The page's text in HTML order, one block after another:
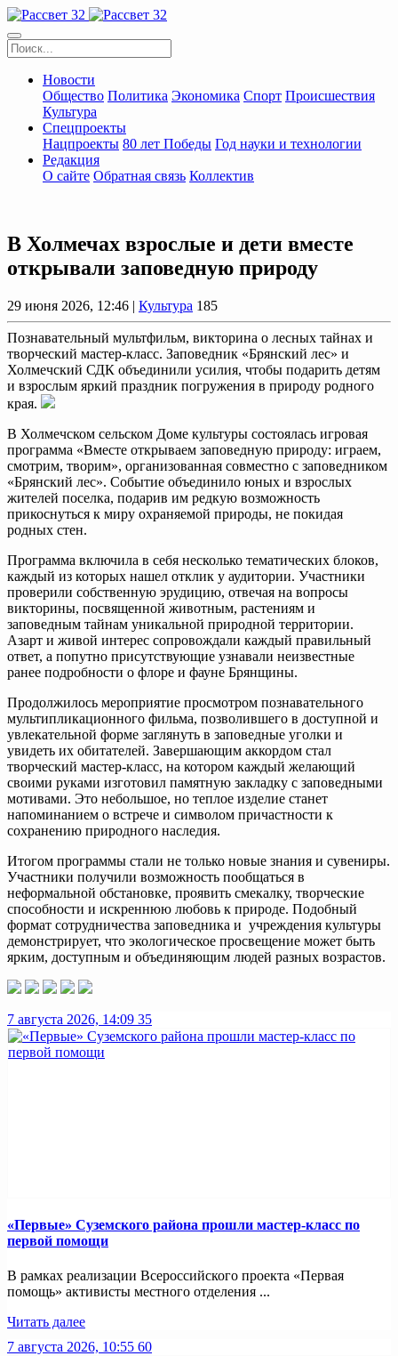
Новости
Общество Политика Экономика Спорт Происшествия
Культура
Спецпроекты
Нацпроекты 80 лет Победы Год науки и технологии
Редакция
О сайте Обратная связь Коллектив
В Холмечах взрослые и дети вместе
открывали заповедную природу
29 июня 2026, 12:46 | Культура 185
Познавательный мультфильм, викторина о лесных тайнах и
творческий мастер-класс. Заповедник «Брянский лес» и
Холмечский СДК объединили усилия, чтобы подарить детям
и взрослым яркий праздник погружения в природу родного
края.
В Холмечском сельском Доме культуры состоялась игровая
программа «Вместе открываем заповедную природу: играем,
смотрим, творим», организованная совместно с заповедником
«Брянский лес». Событие объединило юных и взрослых
жителей поселка, подарив им редкую возможность
прикоснуться к миру охраняемой природы, не покидая
родных стен.
Программа включила в себя несколько тематических блоков,
каждый из которых нашел отклик у аудитории. Участники
проверили собственную эрудицию, отвечая на вопросы
викторины, посвященной животным, растениям и
заповедным тайнам уникальной природной территории.
Азарт и живой интерес сопровождали каждый правильный
ответ, а попутно присутствующие узнавали неизвестные
ранее подробности о флоре и фауне Брянщины.
Продолжилось мероприятие просмотром познавательного
мультипликационного фильма, позволившего в доступной и
увлекательной форме заглянуть в заповедные уголки и
увидеть их обитателей. Завершающим аккордом стал
творческий мастер-класс, на котором каждый желающий
своими руками изготовил памятную закладку с заповедными
мотивами. Это небольшое, но теплое изделие станет
напоминанием о встрече и символом причастности к
сохранению природного наследия.
Итогом программы стали не только новые знания и сувениры.
Участники получили возможность пообщаться в
неформальной обстановке, проявить смекалку, творческие
способности и искреннюю любовь к природе. Подобный
формат сотрудничества заповедника и учреждения культуры
демонстрирует, что экологическое просвещение может быть
ярким, доступным и объединяющим людей разных возрастов.
7 августа 2026, 14:09 35
«Первые» Суземского района прошли мастер-класс по
первой помощи
В рамках реализации Всероссийского проекта «Первая
помощь» активисты местного отделения ...
Читать далее
7 августа 2026, 10:55 60